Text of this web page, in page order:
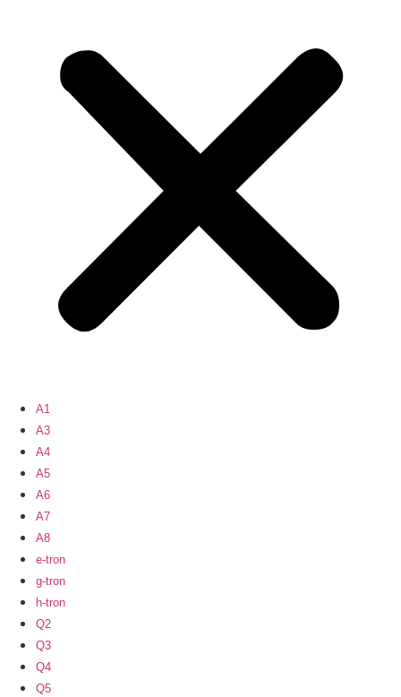
A1
A3
A4
A5
A6
A7
A8
e-tron
g-tron
h-tron
Q2
Q3
Q4
Q5